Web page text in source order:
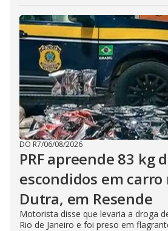
DO R7/06/08/2026
PRF apreende 83 kg
escondidos em carro
Dutra, em Resende
Motorista disse que levaria a droga
Rio de Janeiro e foi preso em